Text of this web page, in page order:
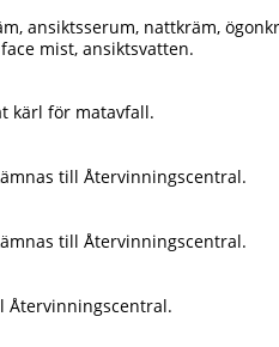
ansiktsserum, nattkräm,
mist, ansiktsvatten.
kärl för matavfall.
till Återvinningscentral.
till Återvinningscentral.
Återvinningscentral.